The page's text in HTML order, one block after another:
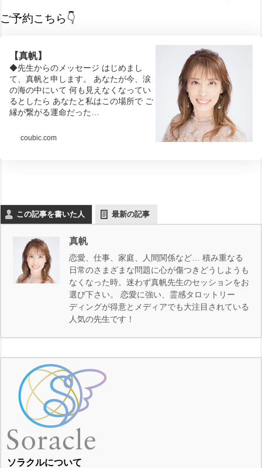
ご予約こちら👇
【真帆】
◆先生からのメッセージ はじめまし
て、真帆と申します。 あなたが今、涙
の海の中にいて 何も見えなくなってい
るとしたら あなたと私はこの場所で ご
縁が繋がる運命だった…
coubic.com
この記事を書いた人 最新の記事
真帆
恋愛、仕事、家庭、人間関係など… 積み重なる
日常のさまざまな問題に心が傷つきどうしようも
なくなった時。迷わず真帆先生のセッションをお
選び下さい。 恋愛に強い、霊感タロットリー
ディングが得意とメディアでも大注目されている
人気の先生です！
ソラクルについて